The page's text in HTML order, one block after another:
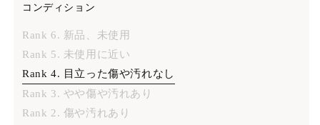
コンディション
Rank 6. 新品、未使用
Rank 5. 未使用に近い
Rank 4. 目立った傷や汚れなし
Rank 3. やや傷や汚れあり
Rank 2. 傷や汚れあり